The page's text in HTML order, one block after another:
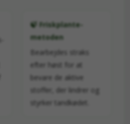
🍃 Friskplante-
metoden
Bearbejdes straks
efter høst for at
bevare de aktive
stoffer, der lindrer og
styrker tandkødet.